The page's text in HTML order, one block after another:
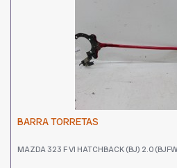
BARRA TORRETAS
MAZDA 323 F VI HATCHBACK (BJ) 2.0